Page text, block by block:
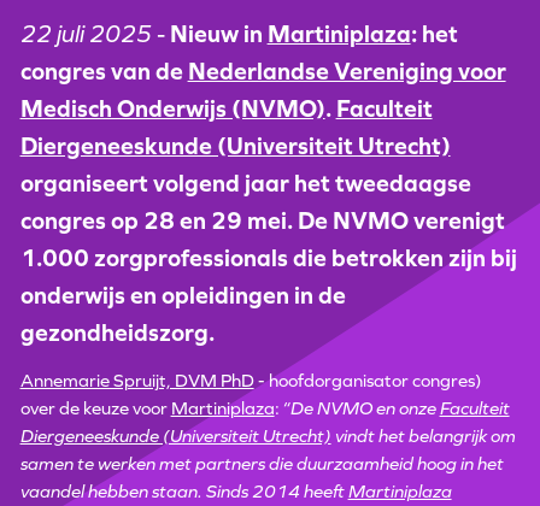
22 juli 2025 -Nieuw in Martiniplaza: het
congres van de Nederlandse Vereniging voor
Medisch Onderwijs (NVMO). Faculteit
Diergeneeskunde (Universiteit Utrecht)
organiseert volgend jaar het tweedaagse
congres op 28 en 29 mei. De NVMO verenigt
1.000 zorgprofessionals die betrokken zijn bij
onderwijs en opleidingen in de
gezondheidszorg.
Annemarie Spruijt, DVM PhD- hoofdorganisator congres)
over de keuze voor Martiniplaza: “De NVMO en onzeFaculteit
Diergeneeskunde (Universiteit Utrecht) vindt het belangrijk om
samen te werken met partners die duurzaamheid hoog in het
vaandel hebben staan. Sinds 2014 heeftMartiniplaza